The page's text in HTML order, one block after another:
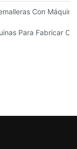
Con
Para Fabricar